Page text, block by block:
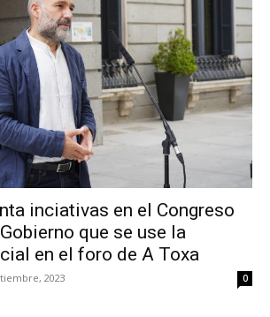
inciativas en el Congreso
que se use la
en el foro de A Toxa
2023 0